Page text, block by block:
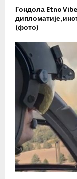
Гондола Etno
дипломатије,
(фото)